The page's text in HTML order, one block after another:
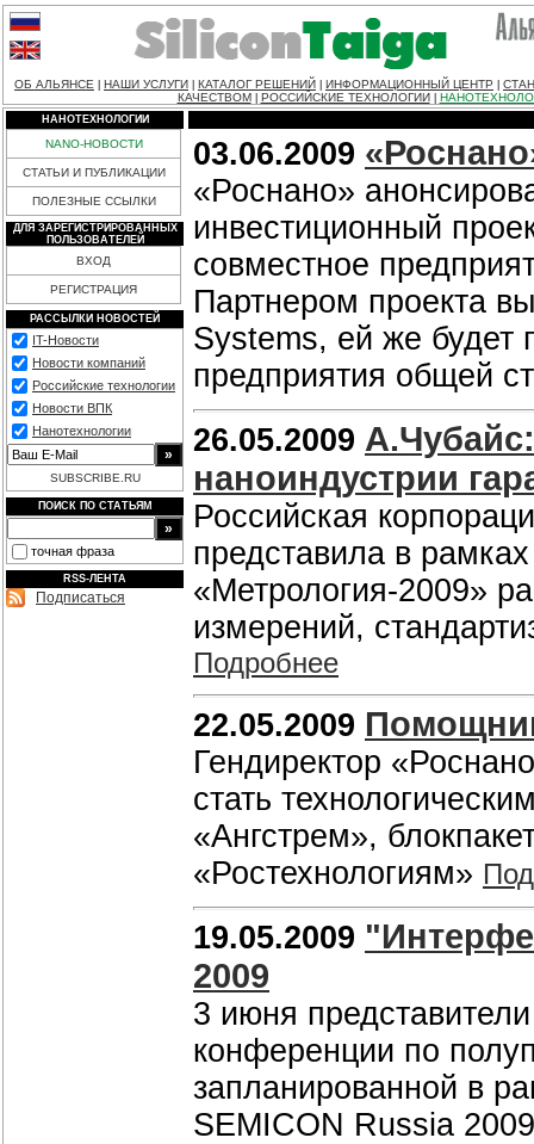
ОБ АЛЬЯНСЕ НАШИ УСЛУГИ КАТАЛОГ РЕШЕНИЙ ИНФОРМАЦИОННЫЙ ЦЕНТР
КАЧЕСТВОМ
РОССИЙСКИЕ ТЕХНОЛОГИИ
НАНОТЕХНОЛОГИИ
NANO-НОВОСТИ
СТАТЬИ И ПУБЛИКАЦИИ
ПОЛЕЗНЫЕ ССЫЛКИ
ДЛЯ ЗАРЕГИСТРИРОВАННЫХ
ПОЛЬЗОВАТЕЛЕЙ
ВХОД
РЕГИСТРАЦИЯ
РАССЫЛКИ НОВОСТЕЙ
IT-Новости
Новости компаний
Российские технологии
Новости ВПК
Нанотехнологии
SUBSCRIBE.RU
ПОИСК ПО СТАТЬЯМ
точная фраза
RSS-ЛЕНТА
Подписаться
03.06.2009
«Роснано»
инвестиционный
совместное
Партнером проекта
Systems, ей же будет
предприятия общей
26.05.2009
наноиндустрии
Российская
представила в
«Метрология-2009»
измерений,
Подробнее
22.05.2009
Гендиректор
стать
«Ангстрем»,
«Ростехнологиям»
19.05.2009
2009
3 июня
конференции по
запланированной в
SEMICON Russia